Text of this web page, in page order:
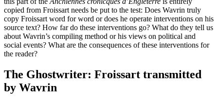
copied from Froissart needs be put to the test: Does Wavrin truly
copy Froissart word for word or does he operate interventions on his
source text? How far do these interventions go? What do they tell us
about Wavrin’s compiling method or his views on political and
social events? What are the consequences of these interventions for
the reader?
The Ghostwriter: Froissart transmitted
by Wavrin